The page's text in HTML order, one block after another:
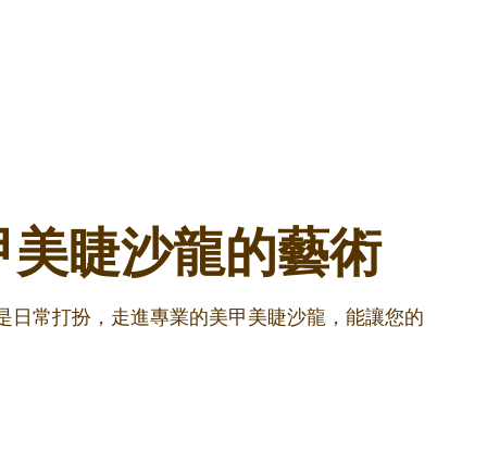
睫沙龍的藝術
日常打扮，走進專業的美甲美睫沙龍，能讓您的